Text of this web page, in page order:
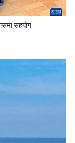
सहयोग